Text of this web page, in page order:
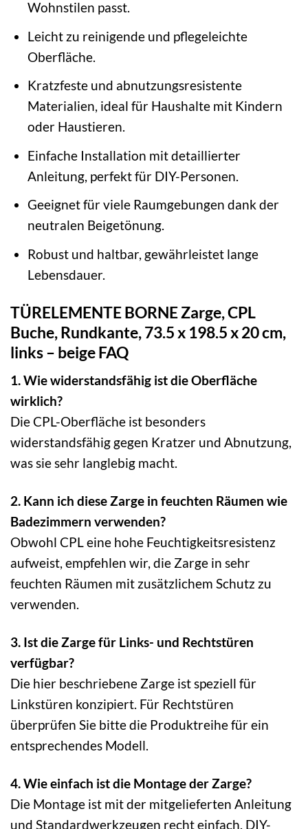
Wohnstilen passt.
Leicht zu reinigende und pflegeleichte
Oberfläche.
Kratzfeste und abnutzungsresistente
Materialien, ideal für Haushalte mit Kindern
oder Haustieren.
Einfache Installation mit detaillierter
Anleitung, perfekt für DIY-Personen.
Geeignet für viele Raumgebungen dank der
neutralen Beigetönung.
Robust und haltbar, gewährleistet lange
Lebensdauer.
TÜRELEMENTE BORNE Zarge, CPL
Buche, Rundkante, 73.5 x 198.5 x 20 cm,
links – beige FAQ
1. Wie widerstandsfähig ist die Oberfläche
wirklich?
Die CPL-Oberfläche ist besonders
widerstandsfähig gegen Kratzer und Abnutzung,
was sie sehr langlebig macht.
2. Kann ich diese Zarge in feuchten Räumen wie
Badezimmern verwenden?
Obwohl CPL eine hohe Feuchtigkeitsresistenz
aufweist, empfehlen wir, die Zarge in sehr
feuchten Räumen mit zusätzlichem Schutz zu
verwenden.
3. Ist die Zarge für Links- und Rechtstüren
verfügbar?
Die hier beschriebene Zarge ist speziell für
Linkstüren konzipiert. Für Rechtstüren
überprüfen Sie bitte die Produktreihe für ein
entsprechendes Modell.
4. Wie einfach ist die Montage der Zarge?
Die Montage ist mit der mitgelieferten Anleitung
und Standardwerkzeugen recht einfach. DIY-